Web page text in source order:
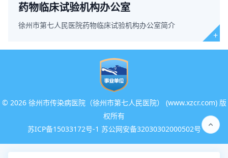
药物临床试验机构办公室
徐州市第七人民医院药物临床试验机构办公室简介
© 2026 徐州市传染病医院（徐州市第七人民医院） (www.xzcr.com) 版
权所有
苏ICP备15033172号-1 苏公网安备32030302000502号